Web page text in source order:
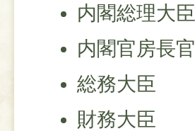
内閣総理大臣
内閣官房長官
総務大臣
財務大臣